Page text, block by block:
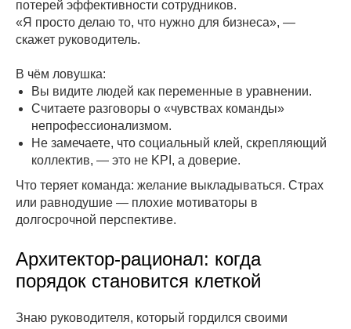
потерей эффективности сотрудников.
«Я просто делаю то, что нужно для бизнеса», —
скажет руководитель.
В чём ловушка:
Вы видите людей как переменные в уравнении.
Считаете разговоры о «чувствах команды»
непрофессионализмом.
Не замечаете, что социальный клей, скрепляющий
коллектив, — это не KPI, а доверие.
Что теряет команда: желание выкладываться. Страх
или равнодушие — плохие мотиваторы в
долгосрочной перспективе.
Архитектор-рационал: когда
порядок становится клеткой
Знаю руководителя, который гордился своими